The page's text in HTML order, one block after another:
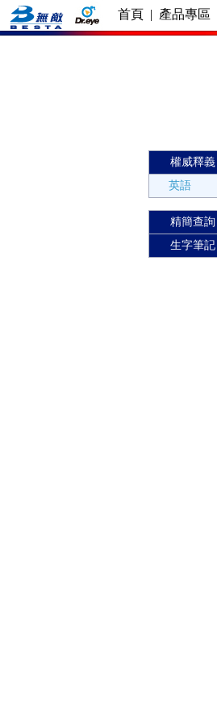
首頁 | 產品專區
權威釋義
英語
精簡查詢
生字筆記